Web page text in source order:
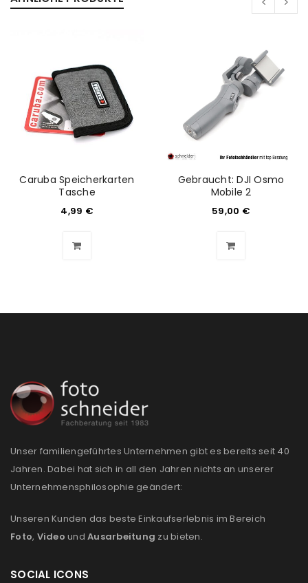
Caruba Speicherkarten
Tasche
4,99 €
Gebraucht: DJI Osmo
Mobile 2
59,00 €
Unser familiengeführtes Unternehmen gibt es bereits seit 40
Jahren. Dabei hat sich in all den Jahren nichts an unserer
Unternehmensphilosophie geändert:
Unseren Kunden das beste Einkaufserlebnis im Bereich
Foto, Video und Ausarbeitung zu bieten.
SOCIAL ICONS